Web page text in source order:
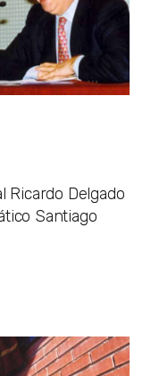
Ricardo Delgado
Santiago